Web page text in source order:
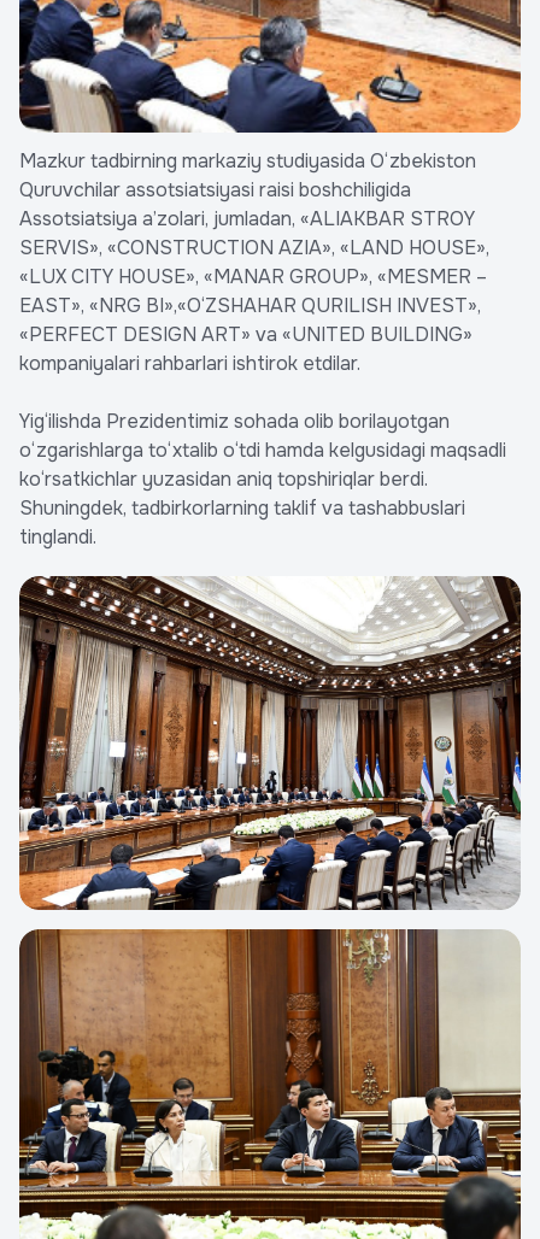
Mazkur tadbirning markaziy studiyasida O‘zbekiston
Quruvchilar assotsiatsiyasi raisi boshchiligida
Assotsiatsiya a’zolari, jumladan, «ALIAKBAR STROY
SERVIS», «CONSTRUCTION AZIA», «LAND HOUSE»,
«LUX CITY HOUSE», «MANAR GROUP», «MESMER –
EAST», «NRG BI»,«O‘ZSHAHAR QURILISH INVEST»,
«PERFECT DESIGN ART» va «UNITED BUILDING»
kompaniyalari rahbarlari ishtirok etdilar.
Yig‘ilishda Prezidentimiz sohada olib borilayotgan
o‘zgarishlarga to‘xtalib o‘tdi hamda kelgusidagi maqsadli
ko‘rsatkichlar yuzasidan aniq topshiriqlar berdi.
Shuningdek, tadbirkorlarning taklif va tashabbuslari
tinglandi.